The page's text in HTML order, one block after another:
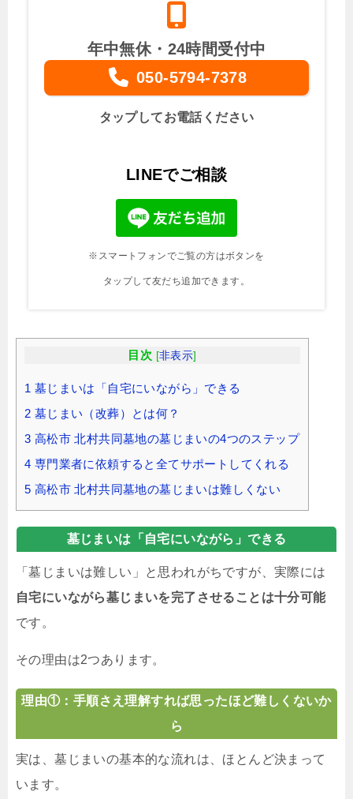
年中無休・24時間受付中
050-5794-7378
タップしてお電話ください
LINEでご相談
※スマートフォンでご覧の方はボタンを
タップして友だち追加できます。
目次 [非表示]
1 墓じまいは「自宅にいながら」できる
2 墓じまい（改葬）とは何？
3 高松市 北村共同墓地の墓じまいの4つのステップ
4 専門業者に依頼すると全てサポートしてくれる
5 高松市 北村共同墓地の墓じまいは難しくない
墓じまいは「自宅にいながら」できる
「墓じまいは難しい」と思われがちですが、実際には
自宅にいながら墓じまいを完了させることは十分可能
です。
その理由は2つあります。
理由①：手順さえ理解すれば思ったほど難しくないか
ら
実は、墓じまいの基本的な流れは、ほとんど決まって
います。